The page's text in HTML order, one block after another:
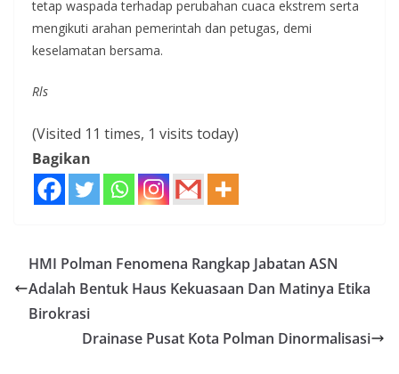
tetap waspada terhadap perubahan cuaca ekstrem serta
mengikuti arahan pemerintah dan petugas, demi
keselamatan bersama.
Rls
(Visited 11 times, 1 visits today)
Bagikan
HMI Polman Fenomena Rangkap Jabatan ASN
Adalah Bentuk Haus Kekuasaan Dan Matinya Etika
Birokrasi
Drainase Pusat Kota Polman Dinormalisasi